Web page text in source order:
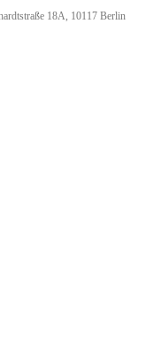
18A, 10117 Berlin